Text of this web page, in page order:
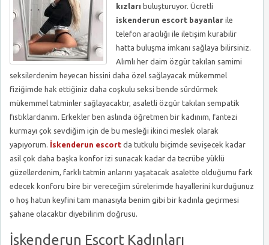
kızları buluşturuyor. Ücretli
iskenderun escort bayanlar ile
telefon aracılığı ile iletişim kurabilir
hatta buluşma imkanı sağlaya bilirsiniz.
Alımlı her daim özgür takılan samimi
seksilerdenim heyecan hissini daha özel sağlayacak mükemmel
fiziğimde hak ettiğiniz daha coşkulu seksi bende sürdürmek
mükemmel tatminler sağlayacaktır, asaletli özgür takılan sempatik
fıstıklardanım. Erkekler ben aslında öğretmen bir kadınım, fantezi
kurmayı çok sevdiğim için de bu mesleği ikinci meslek olarak
yapıyorum. İskenderun escort da tutkulu biçimde sevişecek kadar
asil çok daha başka konfor izi sunacak kadar da tecrübe yüklü
güzellerdenim, farklı tatmin anlarını yaşatacak asalette olduğumu fark
edecek konforu bire bir vereceğim sürelerimde hayallerini kurduğunuz
o hoş hatun keyfini tam manasıyla benim gibi bir kadınla geçirmesi
şahane olacaktır diyebilirim doğrusu.
İskenderun Escort Kadınları